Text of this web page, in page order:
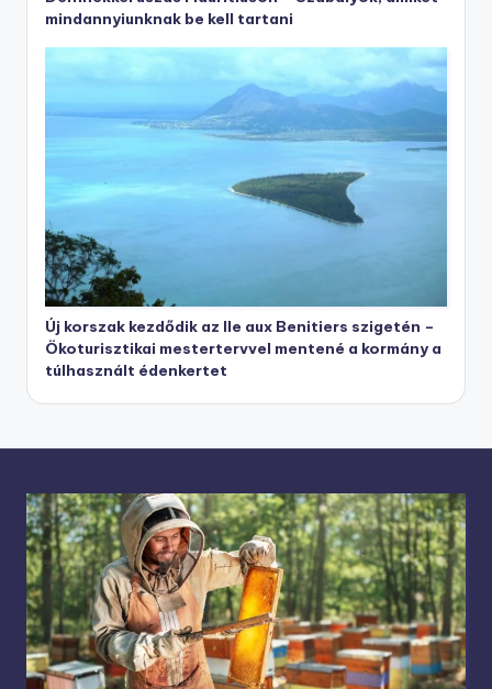
mindannyiunknak be kell tartani
Új korszak kezdődik az Ile aux Benitiers szigetén –
Ökoturisztikai mestertervvel mentené a kormány a
túlhasznált édenkertet